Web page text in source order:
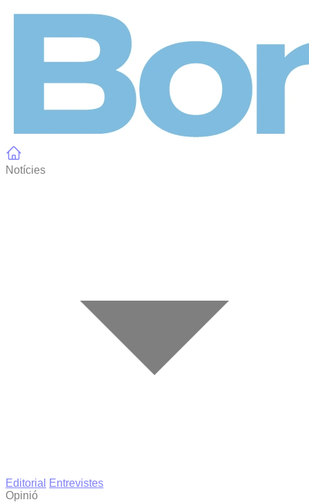
Notícies
Editorial
Entrevistes
Opinió